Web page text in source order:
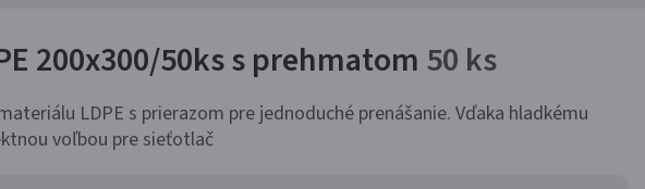
200x300/50ks s prehmatom 50 ks
LDPE s prierazom pre jednoduché prenášanie. Vďaka hladkému
voľbou pre sieťotlač